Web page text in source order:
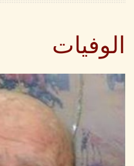
الوفيات